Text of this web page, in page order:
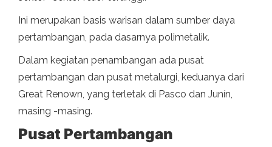
Ini merupakan basis warisan dalam sumber daya
pertambangan, pada dasarnya polimetalik.
Dalam kegiatan penambangan ada pusat
pertambangan dan pusat metalurgi, keduanya dari
Great Renown, yang terletak di Pasco dan Junín,
masing -masing.
Pusat Pertambangan